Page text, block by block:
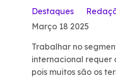
Destaques
Março 18 2025
Trabalhar no
internacional requer
pois muitos são os